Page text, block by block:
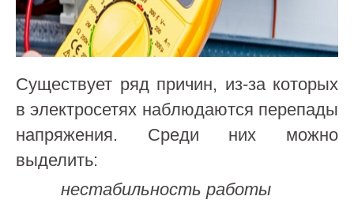
Существует ряд причин, из-за которых
в электросетях наблюдаются перепады
напряжения. Среди них можно
выделить:
нестабильность работы